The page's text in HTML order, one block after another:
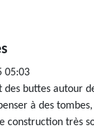
05:03
des buttes autour
à des
construction très